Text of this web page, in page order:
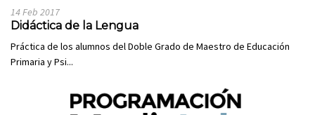
14 Feb 2017
Didáctica de la Lengua
Práctica de los alumnos del Doble Grado de Maestro de Educación
Primaria y Psi...